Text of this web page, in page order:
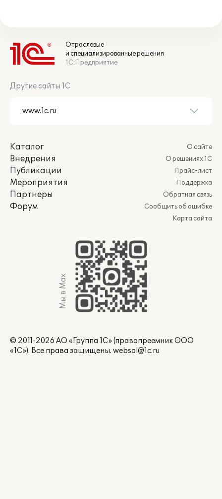
Отраслевые
и специализированные решения
1С:Предприятие
Другие сайты 1С
Каталог
Внедрения
Публикации
Мероприятия
Партнеры
Форум
О сайте
О решениях 1С
Прайс-лист
Поддержка
Обратная связь
Сообщить об ошибке
Карта сайта
Мы в Max
© 2011-2026 АО «Группа 1С» (правопреемник ООО
«1С»). Все права защищены. websol@1c.ru